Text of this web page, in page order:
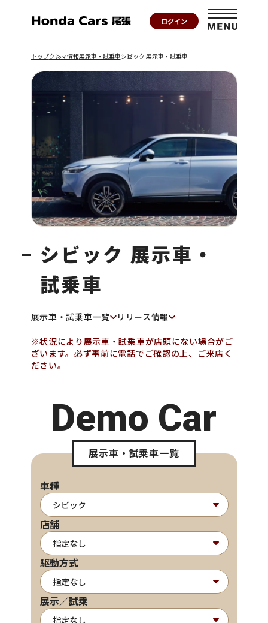
ログイン
トップクルマ情報展示車・試乗車シビック 展示車・試乗車
シビック 展示車・
試乗車
展示車・試乗車一覧 リリース情報
※状況により展示車・試乗車が店頭にない場合がご
ざいます。必ず事前に電話でご確認の上、ご来店く
ださい。
Demo Car
展示車・試乗車一覧
車種
店舗
駆動方式
展示／試乗